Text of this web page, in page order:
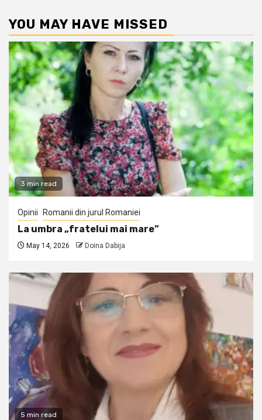
YOU MAY HAVE MISSED
3 min read
Opinii Romanii din jurul Romaniei
La umbra „fratelui mai mare”
May 14, 2026 Doina Dabija
5 min read